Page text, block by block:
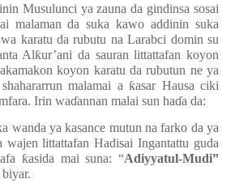
Musulunci ya zauna da gindinsa sosai
malaman da suka kawo addinin suka
karatu da rubutu na Larabci domin su
Alƙur’ani da sauran littattafan koyon
koyon karatu da rubutun ne ya
malamai a ƙasar Hausa ciki
Irin waɗannan malai sun haɗa da:
wanda ya kasance mutun na farko da ya
littattafan Hadisai Ingantattu guda
ƙasida mai suna: “Adiyyatul-Mudi”